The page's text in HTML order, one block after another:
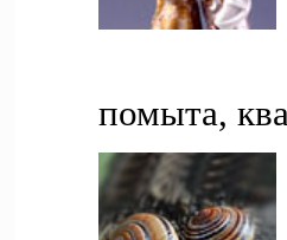
помыта,